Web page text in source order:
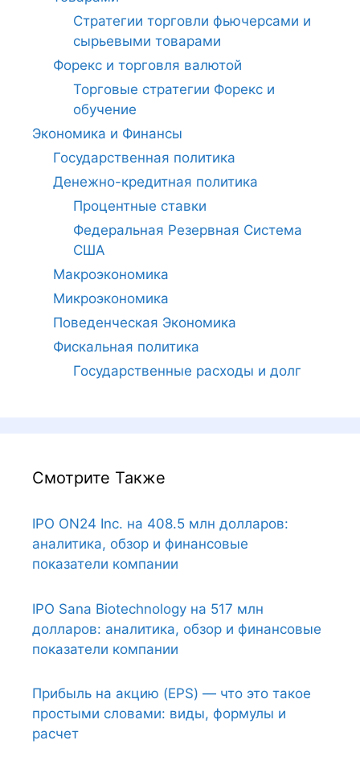
Стратегии торговли фьючерсами и
сырьевыми товарами
Форекс и торговля валютой
Торговые стратегии Форекс и
обучение
Экономика и Финансы
Государственная политика
Денежно-кредитная политика
Процентные ставки
Федеральная Резервная Система
США
Макроэкономика
Микроэкономика
Поведенческая Экономика
Фискальная политика
Государственные расходы и долг
Смотрите Также
IPO ON24 Inc. на 408.5 млн долларов:
аналитика, обзор и финансовые
показатели компании
IPO Sana Biotechnology на 517 млн
долларов: аналитика, обзор и финансовые
показатели компании
Прибыль на акцию (EPS) — что это такое
простыми словами: виды, формулы и
расчет